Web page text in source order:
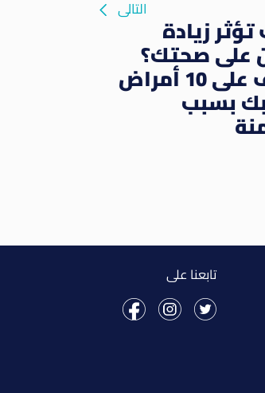
التالى
زيادة
على صحتك؟
تعرف على 10 أمراض
بسبب
تابعنا على